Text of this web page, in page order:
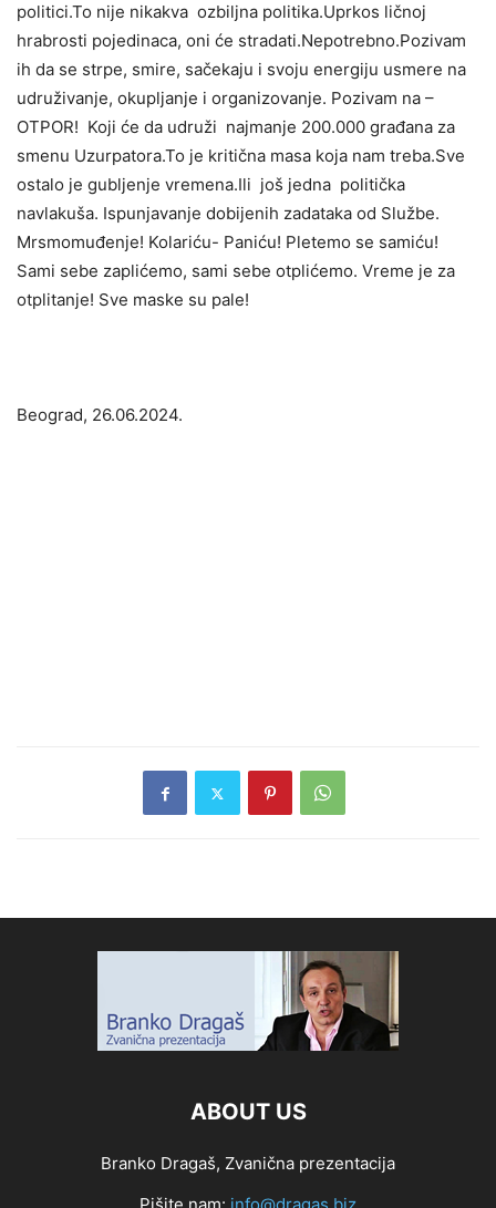
politici.To nije nikakva ozbiljna politika.Uprkos ličnoj
hrabrosti pojedinaca, oni će stradati.Nepotrebno.Pozivam
ih da se strpe, smire, sačekaju i svoju energiju usmere na
udruživanje, okupljanje i organizovanje. Pozivam na –
OTPOR! Koji će da udruži najmanje 200.000 građana za
smenu Uzurpatora.To je kritična masa koja nam treba.Sve
ostalo je gubljenje vremena.Ili još jedna politička
navlakuša. Ispunjavanje dobijenih zadataka od Službe.
Mrsmomuđenje! Kolariću- Paniću! Pletemo se samiću!
Sami sebe zaplićemo, sami sebe otplićemo. Vreme je za
otplitanje! Sve maske su pale!
Beograd, 26.06.2024.
ABOUT US
Branko Dragaš, Zvanična prezentacija